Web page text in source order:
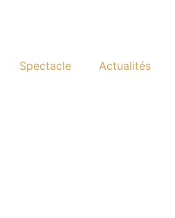
Spectacle Actualités